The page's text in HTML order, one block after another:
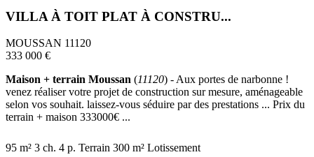
VILLA À TOIT PLAT À CONSTRU...
MOUSSAN 11120
333 000 €
Maison + terrain Moussan (11120) - Aux portes de narbonne !
venez réaliser votre projet de construction sur mesure, aménageable
selon vos souhait. laissez-vous séduire par des prestations ... Prix du
terrain + maison 333000€ ...
95 m² 3 ch. 4 p. Terrain 300 m² Lotissement